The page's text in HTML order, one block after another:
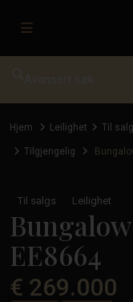
Hjem Leilighet Til
Tilgjengelig
Til salgs Leilighet
EE8664
€ 269.000